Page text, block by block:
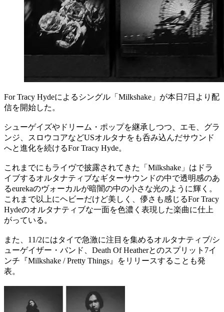
For Tracy Hydeによるシングル「Milkshake」が本日7日より配
信を開始した。
シューゲイズやドリーム・ポップを継承しつつ、エモ、グラ
ンジ、スロウコアなどUSオルタナをも呑み込んだサウンド
へと進化を続けるFor Tracy Hyde。
これまでにもライヴで披露されてきた「Milkshake」はドラ
イブするオルタナティブなギターサウンドの中で透明感のあ
るeurekaのヴォーカルが暗闇の中の小さな光のように輝く。
これまで以上にヘビーだけど美しく、儚さも感じるFor Tracy
Hydeのオルタナティブな一面を色濃く表現した楽曲に仕上
がっている。
また、11/2にはタイで急激に注目を集めるオルタナティブ/シ
ューゲイザー・バンド、Death Of Heatherとのスプリット7イ
ンチ『Milkshake / Pretty Things』をリリースすることも発
表。